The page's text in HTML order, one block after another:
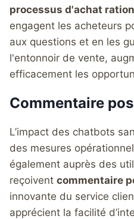
processus d'achat
engagent les acheteurs
aux questions et en les
l'entonnoir de vente,
efficacement les
Commentaire
L’impact des chatbots
des mesures
également auprès des
reçoivent commentaire
innovante du service
apprécient la facilité